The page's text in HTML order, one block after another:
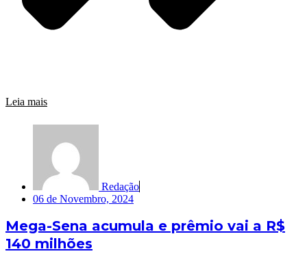
Leia mais
Redação
06 de Novembro, 2024
Mega-Sena acumula e prêmio vai a R$
140 milhões